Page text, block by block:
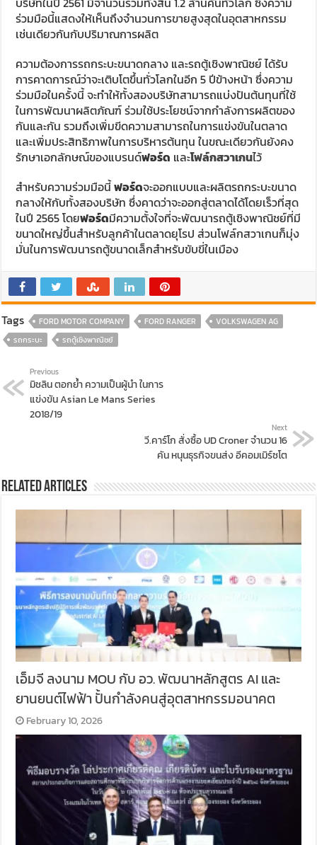
ร่วมมือนี้แสดงให้เห็นถึงจำนวนการขายสูงสุดในอุตสาหกรรม
เช่นเดียวกันกับปริมาณการผลิต
ความต้องการรถกระบะขนาดกลาง และรถตู้เชิงพาณิชย์ ได้รับ
การคาดการณ์ว่าจะเติบโตขึ้นทั่วโลกในอีก 5 ปีข้างหน้า ซึ่งความ
ร่วมมือในครั้งนี้ จะทำให้ทั้งสองบริษัทสามารถแบ่งปันต้นทุนที่ใช้
ในการพัฒนาผลิตภัณฑ์ ร่วมใช้ประโยชน์จากกำลังการผลิตของ
กันและกัน รวมถึงเพิ่มขีดความสามารถในการแข่งขันในตลาด
และเพิ่มประสิทธิภาพในการบริหารต้นทุน ในขณะเดียวกันยังคง
รักษาเอกลักษณ์ของแบรนด์ฟอร์ด และโฟล์กสวาเกนไว้
สำหรับความร่วมมือนี้ฟอร์ดจะออกแบบและผลิตรถกระบะขนาด
กลางให้กับทั้งสองบริษัท ซึ่งคาดว่าจะออกสู่ตลาดได้โดยเร็วที่สุด
ในปี 2565 โดยฟอร์ดมีความตั้งใจที่จะพัฒนารถตู้เชิงพาณิชย์ที่มี
ขนาดใหญ่ขึ้นสำหรับลูกค้าในตลาดยุโรป ส่วนโฟล์กสวาเกนก็มุ่ง
มั่นในการพัฒนารถตู้ขนาดเล็กสำหรับขับขี่ในเมือง
Tags FORD MOTOR COMPANY FORD RANGER
VOLKSWAGEN AG
รถกระบะ
รถตู้เชิงพาณิชย์
Previous
มิชลิน ตอกย้ำ ความเป็นผู้นำ ในการ
แข่งขัน Asian Le Mans Series
2018/19
Next
วี.คาร์โก สั่งซื้อ UD Croner จำนวน 16
คัน หนุนธุรกิจขนส่ง อีคอมเมิร์ซโต
Related Articles
เอ็มจี ลงนาม MOU กับ อว. พัฒนาหลักสูตร AI และ
ยานยนต์ไฟฟ้า ปั้นกำลังคนสู่อุตสาหกรรมอนาคต
February 10, 2026